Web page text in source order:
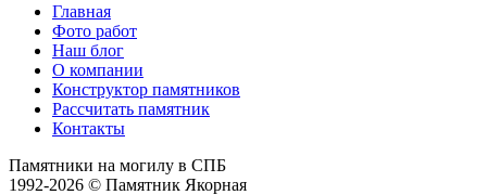
Главная
Фото работ
Наш блог
О компании
Конструктор памятников
Рассчитать памятник
Контакты
Памятники на могилу в СПБ
1992-2026 © Памятник Якорная